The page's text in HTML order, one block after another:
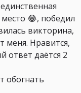
😂, победил
викторина,
меня. Нравится,
ответ даётся 2
обогнать